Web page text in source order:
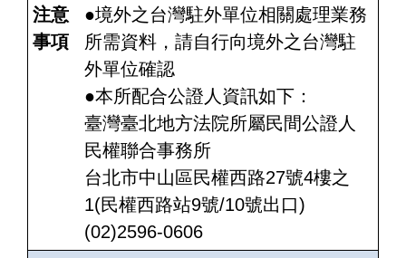
注意
事項
●境外之台灣駐外單位相關處理業務
所需資料，請自行向境外之台灣駐
外單位確認
●本所配合公證人資訊如下：
臺灣臺北地方法院所屬民間公證人
民權聯合事務所
台北市中山區民權西路27號4樓之
1(民權西路站9號/10號出口)
(02)2596-0606